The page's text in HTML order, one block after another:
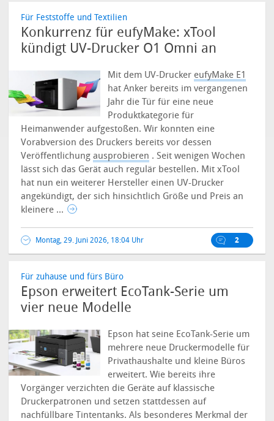
Für Feststoffe und Textilien
Konkurrenz für eufyMake: xTool
kündigt UV-Drucker O1 Omni an
Mit dem UV-Drucker eufyMake E1
hat Anker bereits im vergangenen
Jahr die Tür für eine neue
Produktkategorie für
Heimanwender aufgestoßen. Wir konnten eine
Vorabversion des Druckers bereits vor dessen
Veröffentlichungausprobieren . Seit wenigen Wochen
lässt sich das Gerät auch regulär bestellen. Mit xTool
hat nun ein weiterer Hersteller einen UV-Drucker
angekündigt, der sich hinsichtlich Größe und Preis an
kleinere ...
Montag, 29. Juni 2026, 18:04 Uhr 2
Für zuhause und fürs Büro
Epson erweitert EcoTank-Serie um
vier neue Modelle
Epson hat seine EcoTank-Serie um
mehrere neue Druckermodelle für
Privathaushalte und kleine Büros
erweitert. Wie bereits ihre
Vorgänger verzichten die Geräte auf klassische
Druckerpatronen und setzen stattdessen auf
nachfüllbare Tintentanks. Als besonderes Merkmal der